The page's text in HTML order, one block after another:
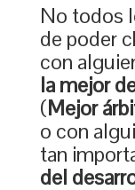
No todos
de poder
con
la mejor
(Mejor
o con
tan
del